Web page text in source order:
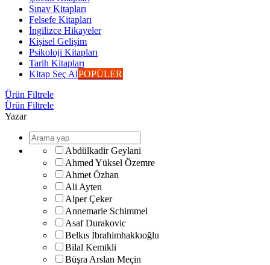
Sınav Kitapları
Felsefe Kitapları
İngilizce Hikayeler
Kişisel Gelişim
Psikoloji Kitapları
Tarih Kitapları
Kitap Seç AlPOPÜLER
Ürün Filtrele
Ürün Filtrele
Yazar
Abdülkadir Geylani
Ahmed Yüksel Özemre
Ahmet Özhan
Ali Ayten
Alper Çeker
Annemarie Schimmel
Asaf Durakovic
Belkıs İbrahimhakkıoğlu
Bilal Kemikli
Büşra Arslan Meçin